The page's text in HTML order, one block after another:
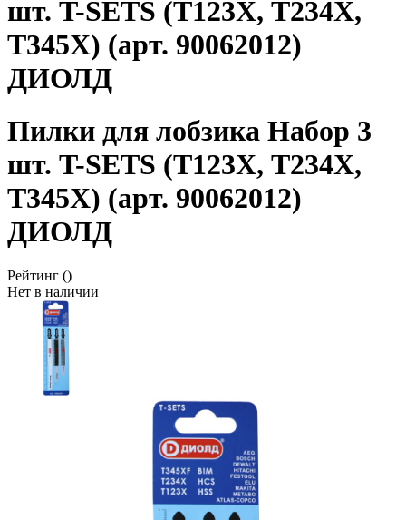
шт. T-SETS (Т123X, Т234X,
Т345X) (арт. 90062012)
ДИОЛД
Пилки для лобзика Набор 3
шт. T-SETS (Т123X, Т234X,
Т345X) (арт. 90062012)
ДИОЛД
Рейтинг ()
Нет в наличии